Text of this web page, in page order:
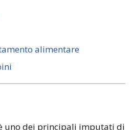
alimentare
uno dei principali imputati di